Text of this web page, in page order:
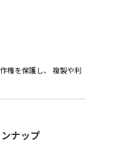
権を保護し、 複製や利
ナップ